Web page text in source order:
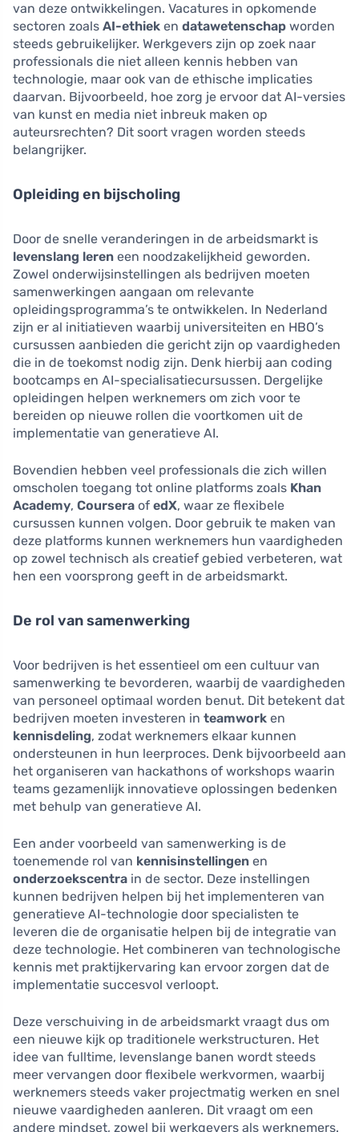
van deze ontwikkelingen. Vacatures in opkomende
sectoren zoals AI-ethiek en datawetenschap worden
steeds gebruikelijker. Werkgevers zijn op zoek naar
professionals die niet alleen kennis hebben van
technologie, maar ook van de ethische implicaties
daarvan. Bijvoorbeeld, hoe zorg je ervoor dat AI-versies
van kunst en media niet inbreuk maken op
auteursrechten? Dit soort vragen worden steeds
belangrijker.
Opleiding en bijscholing
Door de snelle veranderingen in de arbeidsmarkt is
levenslang leren een noodzakelijkheid geworden.
Zowel onderwijsinstellingen als bedrijven moeten
samenwerkingen aangaan om relevante
opleidingsprogramma’s te ontwikkelen. In Nederland
zijn er al initiatieven waarbij universiteiten en HBO’s
cursussen aanbieden die gericht zijn op vaardigheden
die in de toekomst nodig zijn. Denk hierbij aan coding
bootcamps en AI-specialisatiecursussen. Dergelijke
opleidingen helpen werknemers om zich voor te
bereiden op nieuwe rollen die voortkomen uit de
implementatie van generatieve AI.
Bovendien hebben veel professionals die zich willen
omscholen toegang tot online platforms zoals Khan
Academy, Coursera of edX, waar ze flexibele
cursussen kunnen volgen. Door gebruik te maken van
deze platforms kunnen werknemers hun vaardigheden
op zowel technisch als creatief gebied verbeteren, wat
hen een voorsprong geeft in de arbeidsmarkt.
De rol van samenwerking
Voor bedrijven is het essentieel om een cultuur van
samenwerking te bevorderen, waarbij de vaardigheden
van personeel optimaal worden benut. Dit betekent dat
bedrijven moeten investeren in teamwork en
kennisdeling, zodat werknemers elkaar kunnen
ondersteunen in hun leerproces. Denk bijvoorbeeld aan
het organiseren van hackathons of workshops waarin
teams gezamenlijk innovatieve oplossingen bedenken
met behulp van generatieve AI.
Een ander voorbeeld van samenwerking is de
toenemende rol van kennisinstellingen en
onderzoekscentra in de sector. Deze instellingen
kunnen bedrijven helpen bij het implementeren van
generatieve AI-technologie door specialisten te
leveren die de organisatie helpen bij de integratie van
deze technologie. Het combineren van technologische
kennis met praktijkervaring kan ervoor zorgen dat de
implementatie succesvol verloopt.
Deze verschuiving in de arbeidsmarkt vraagt dus om
een nieuwe kijk op traditionele werkstructuren. Het
idee van fulltime, levenslange banen wordt steeds
meer vervangen door flexibele werkvormen, waarbij
werknemers steeds vaker projectmatig werken en snel
nieuwe vaardigheden aanleren. Dit vraagt om een
andere mindset, zowel bij werkgevers als werknemers.